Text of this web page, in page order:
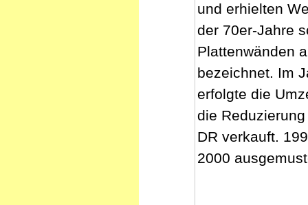
und erhielten
der 70er-Jahre
Plattenwänden
bezeichnet. Im
erfolgte die
die
DR verkauft.
2000